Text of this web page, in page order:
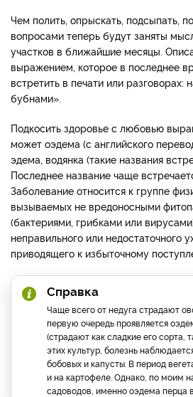
Чем полить, опрыскать, подсыпать,
вопросами теперь будут заняты
участков в ближайшие месяцы.
выражением, которое в последнее
встретить в печати или разговорах:
бубнами».
Подкосить здоровье с любовью
может оэдема (с английского
эдема, водянка (такие названия
Последнее название чаще
Заболевание относится к группе
вызываемых не вредоносными
(бактериями, грибками или
неправильного или недостаточного
приводящего к избыточному
Справка
Чаще всего от недуга страдают
первую очередь проявляется
(страдают как сладкие его сорта,
этих культур, болезнь
бобовых и капусты. В период
и на картофеле. Однако, по моим
садоводов, именно оэдема перца